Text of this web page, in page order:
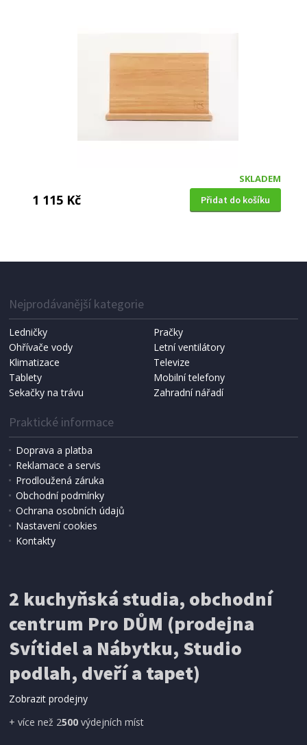
SKLADEM
1 115 Kč Přidat do košíku
Nejprodávanější kategorie
Ledničky
Pračky
Ohřívače vody
Letní ventilátory
Klimatizace
Televize
Tablety
Mobilní telefony
Sekačky na trávu
Zahradní nářadí
Praktické informace
Doprava a platba
Reklamace a servis
Prodloužená záruka
Obchodní podmínky
Ochrana osobních údajů
Nastavení cookies
Kontakty
2 kuchyňská studia, obchodní
centrum Pro DŮM (prodejna
Svítidel a Nábytku, Studio
podlah, dveří a tapet)
Zobrazit prodejny
+ více než 2500 výdejních míst